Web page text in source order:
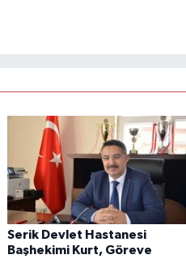
Serik Devlet Hastanesi
Başhekimi Kurt, Göreve